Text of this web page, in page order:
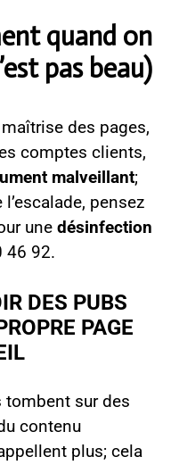
quand on
pas beau)
des pages,
comptes clients,
malveillant;
pensez
une désinfection
46 92.
DES PUBS
PAGE
tombent sur des
contenu
plus; cela